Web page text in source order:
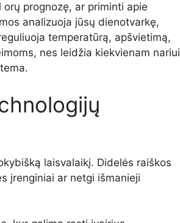
prognozę, ar priminti apie
analizuoja jūsų dienotvarkę,
temperatūrą, apšvietimą,
nes leidžia kiekvienam nariui
laisvalaikį. Didelės raiškos
įrenginiai ar netgi išmanieji